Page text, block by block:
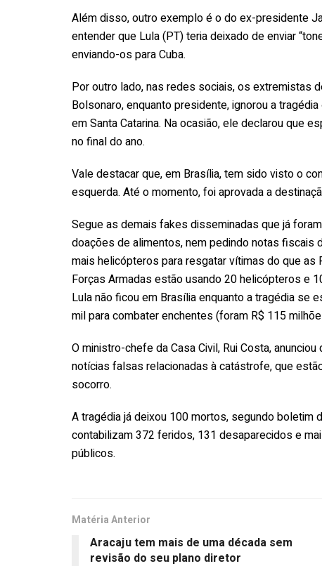
Além disso, outro exemplo é o do ex-presidente
entender que Lula (PT) teria deixado de enviar
enviando-os para Cuba.
Por outro lado, nas redes sociais, os extremistas
Bolsonaro, enquanto presidente, ignorou a
em Santa Catarina. Na ocasião, ele declarou que
no final do ano.
Vale destacar que, em Brasília, tem sido visto o
esquerda. Até o momento, foi aprovada a
Segue as demais fakes disseminadas que já
doações de alimentos, nem pedindo notas fiscais
mais helicópteros para resgatar vítimas do que
Forças Armadas estão usando 20 helicópteros e
Lula não ficou em Brasília enquanto a tragédia se
mil para combater enchentes (foram R$ 115
O ministro-chefe da Casa Civil, Rui Costa,
notícias falsas relacionadas à catástrofe, que
socorro.
A tragédia já deixou 100 mortos, segundo boletim
contabilizam 372 feridos, 131 desaparecidos e
públicos.
Matéria Anterior
Aracaju tem mais de uma década sem
revisão do seu plano diretor